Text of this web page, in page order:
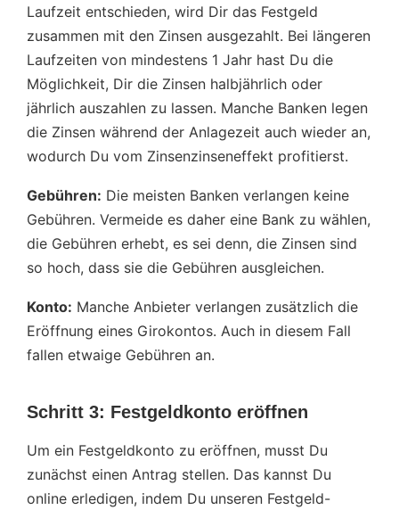
Laufzeit entschieden, wird Dir das Festgeld
zusammen mit den Zinsen ausgezahlt. Bei längeren
Laufzeiten von mindestens 1 Jahr hast Du die
Möglichkeit, Dir die Zinsen halbjährlich oder
jährlich auszahlen zu lassen. Manche Banken legen
die Zinsen während der Anlagezeit auch wieder an,
wodurch Du vom Zinsenzinseneffekt profitierst.
Gebühren: Die meisten Banken verlangen keine
Gebühren. Vermeide es daher eine Bank zu wählen,
die Gebühren erhebt, es sei denn, die Zinsen sind
so hoch, dass sie die Gebühren ausgleichen.
Konto: Manche Anbieter verlangen zusätzlich die
Eröffnung eines Girokontos. Auch in diesem Fall
fallen etwaige Gebühren an.
Schritt 3: Festgeldkonto eröffnen
Um ein Festgeldkonto zu eröffnen, musst Du
zunächst einen Antrag stellen. Das kannst Du
online erledigen, indem Du unseren Festgeld-